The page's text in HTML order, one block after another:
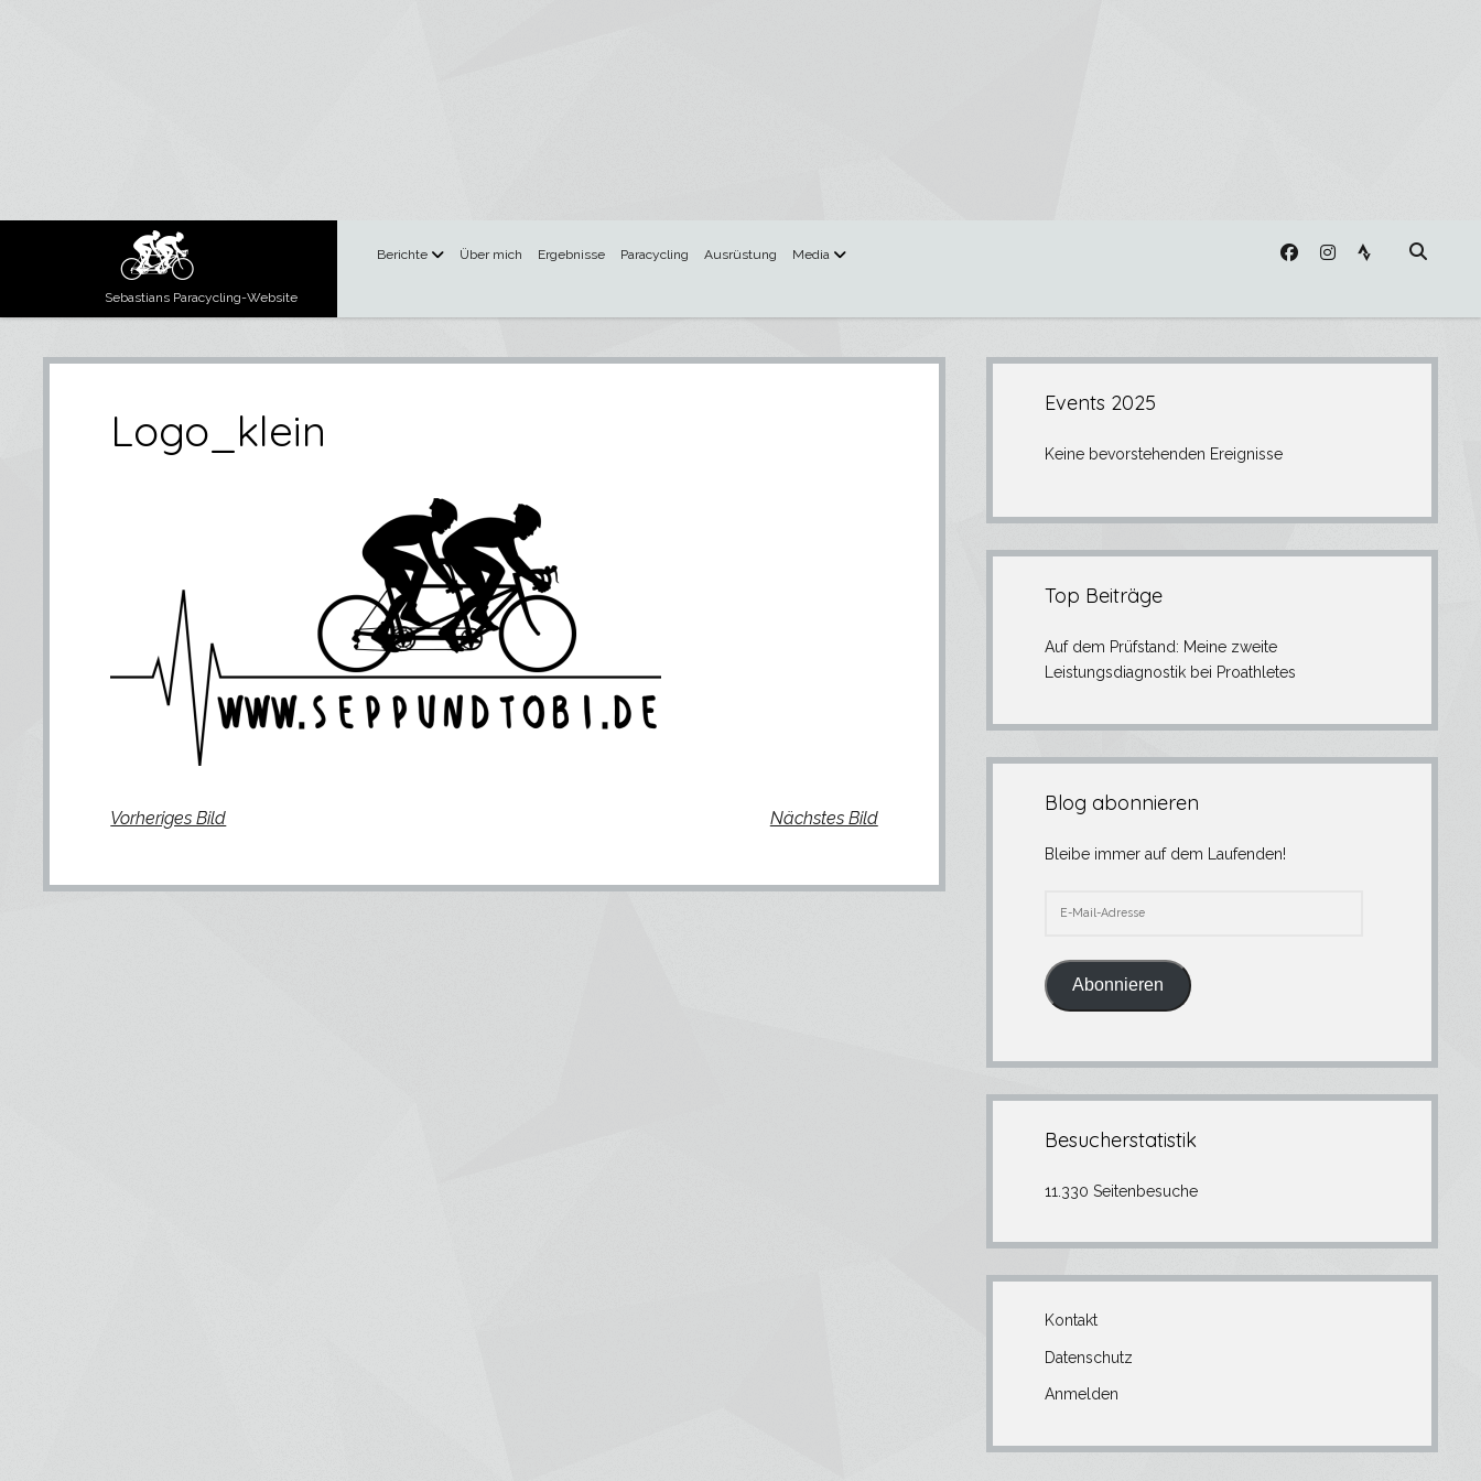
Sebastians Paracycling-Website
Berichte MenüÜber mich Ergebnisse Paracycling Ausrüstung Media Menü
facebookinstagram
strava
Logo_klein
Vorheriges Bild Nächstes Bild
Seitenleiste
Events 2025
Keine bevorstehenden Ereignisse
Top Beiträge
Auf dem Prüfstand: Meine zweite
Leistungsdiagnostik bei Proathletes
Blog abonnieren
Bleibe immer auf dem Laufenden!
Abonnieren
Besucherstatistik
11.330 Seitenbesuche
Kontakt
Datenschutz
Anmelden